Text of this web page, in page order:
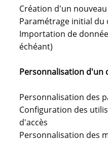
Création d'un
Paramétrage initial du
Importation de
échéant)
Personnalisation d'un
Personnalisation des
Configuration des
d'accès
Personnalisation des